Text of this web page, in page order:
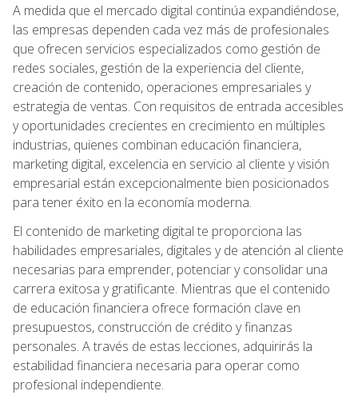
A medida que el mercado digital continúa expandiéndose,
las empresas dependen cada vez más de profesionales
que ofrecen servicios especializados como gestión de
redes sociales, gestión de la experiencia del cliente,
creación de contenido, operaciones empresariales y
estrategia de ventas. Con requisitos de entrada accesibles
y oportunidades crecientes en crecimiento en múltiples
industrias, quienes combinan educación financiera,
marketing digital, excelencia en servicio al cliente y visión
empresarial están excepcionalmente bien posicionados
para tener éxito en la economía moderna.
El contenido de marketing digital te proporciona las
habilidades empresariales, digitales y de atención al cliente
necesarias para emprender, potenciar y consolidar una
carrera exitosa y gratificante. Mientras que el contenido
de educación financiera ofrece formación clave en
presupuestos, construcción de crédito y finanzas
personales. A través de estas lecciones, adquirirás la
estabilidad financiera necesaria para operar como
profesional independiente.